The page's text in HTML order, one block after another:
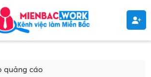
quảng cáo